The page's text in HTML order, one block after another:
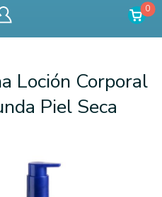
0
Loción Corporal
Piel Seca